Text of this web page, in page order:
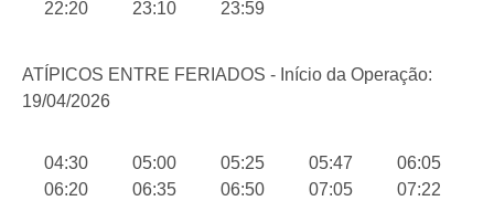
22:20
23:10 23:59
ATÍPICOS ENTRE FERIADOS - Início da Operação:
19/04/2026
04:30 05:00 05:25 05:47
06:05
06:20
06:35 06:50 07:05
07:22